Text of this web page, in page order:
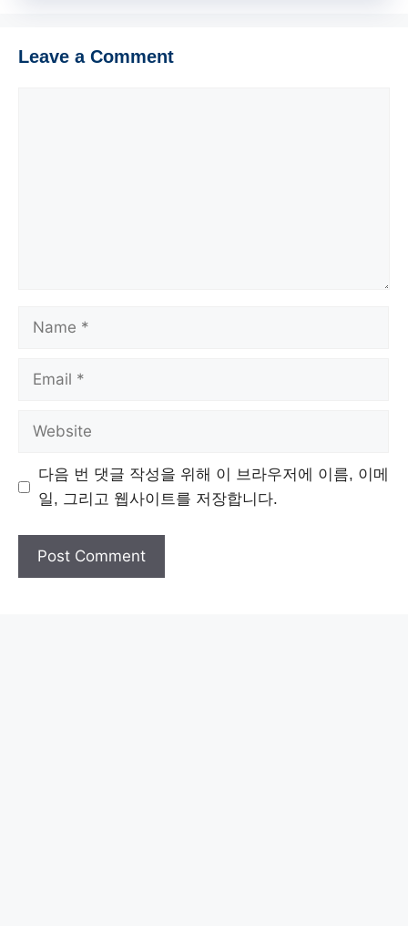
Leave a Comment
Name
Email
Website
다음 번 댓글 작성을 위해 이 브라우저에 이름, 이메
일, 그리고 웹사이트를 저장합니다.